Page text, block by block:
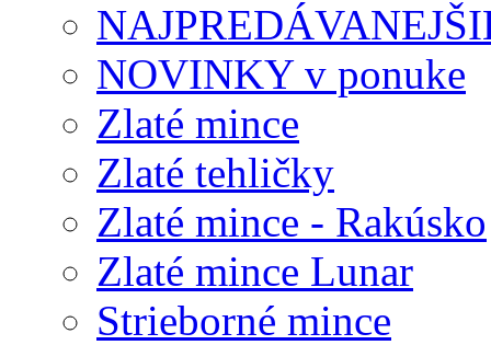
NOVINKY v ponuke
Zlaté mince
Zlaté tehličky
Zlaté mince - Rakúsko
Zlaté mince Lunar
Strieborné mince